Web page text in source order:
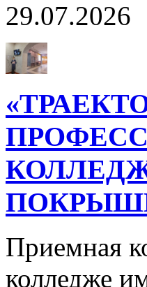
29.07.2026
Приемная
колледже